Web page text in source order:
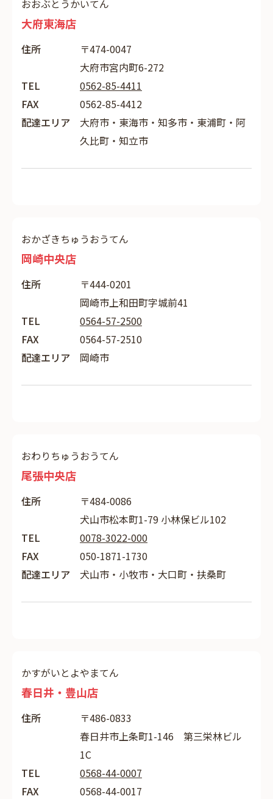
おおぶとうかいてん
大府東海店
住所
〒474-0047
大府市宮内町6-272
TEL
0562-85-4411
FAX
0562-85-4412
配達エリア
大府市・東海市・知多市・東浦町・阿
久比町・知立市
おかざきちゅうおうてん
岡崎中央店
住所
〒444-0201
岡崎市上和田町字城前41
TEL
0564-57-2500
FAX
0564-57-2510
配達エリア
岡崎市
おわりちゅうおうてん
尾張中央店
住所
〒484-0086
犬山市松本町1-79 小林保ビル102
TEL
0078-3022-000
FAX
050-1871-1730
配達エリア
犬山市・小牧市・大口町・扶桑町
かすがいとよやまてん
春日井・豊山店
住所
〒486-0833
春日井市上条町1-146 第三栄林ビル
1C
TEL
0568-44-0007
FAX
0568-44-0017